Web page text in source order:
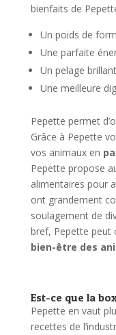
bienfaits de
Un poids de
Une parfaite
Un pelage
Une meilleure
Pepette permet
Grâce à Pepette
vos animaux en
Pepette propose
alimentaires pour
ont grandement
soulagement de
bref, Pepette peut
bien-être des
Est-ce que la
Pepette en vaut
recettes de